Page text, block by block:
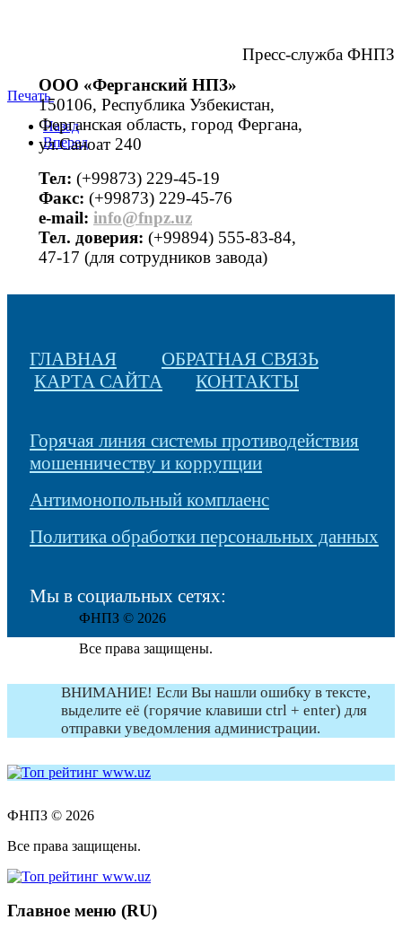
Пресс-служба ФНПЗ
Печать
Назад
Вперед
ООО «Ферганский НПЗ»
150106, Республика Узбекистан,
Ферганская область, город Фергана,
ул.Саноат 240
Тел: (+99873) 229-45-19
Факс: (+99873) 229-45-76
е-mail: info@fnpz.uz
Тел. доверия: (+99894) 555-83-84,
47-17 (для сотрудников завода)
ГЛАВНАЯ
ОБРАТНАЯ СВЯЗЬ
КАРТА САЙТА
КОНТАКТЫ
Горячая линия системы противодействия
мошенничеству и коррупции
Антимонопольный комплаенс
Политика обработки персональных данных
Мы в социальных сетях:
ФНПЗ © 2026
Все права защищены.
ВНИМАНИЕ! Если Вы нашли ошибку в тексте,
выделите её (горячие клавиши ctrl + enter) для
отправки уведомления администрации.
ФНПЗ © 2026
Все права защищены.
Главное меню (RU)